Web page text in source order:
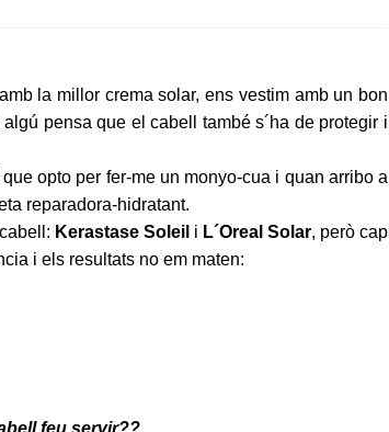
la millor crema solar, ens vestim amb un bon
pensa que el cabell també s´ha de protegir i
opto per fer-me un monyo-cua i quan arribo a
reparadora-hidratant.
Kerastase Soleil i L´Oreal Solar, però cap
i els resultats no em maten:
feu servir??